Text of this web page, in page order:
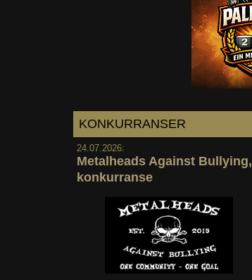
KONKURRANSER
24.07.2026:
Metalheads Against Bullying,
konkurranse